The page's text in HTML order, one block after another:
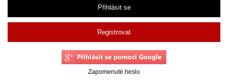
Přihlásit se
Registrovat
Zapomenuté heslo